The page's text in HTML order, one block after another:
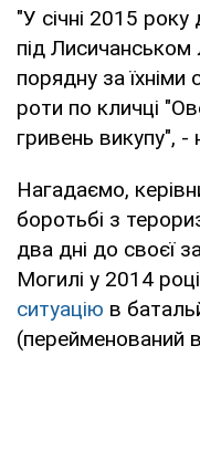
"У січні 2015 року
під Лисичанськом
порядну за їхніми
роти по кличці
гривень викупу", -
Нагадаємо,
боротьбі з
два дні до своєї
Могилі у 2014 році
ситуацію в
(перейменований